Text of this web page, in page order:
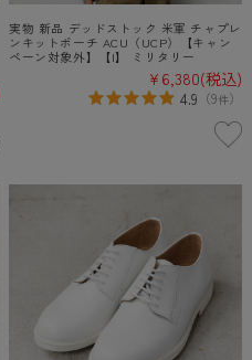
実物 新品 デッドストック 米軍 チャプレ
ンキットポーチ ACU（UCP）【キャン
ペーン対象外】【I】 ミリタリー
¥6,380(税込)
4.9 （9件）